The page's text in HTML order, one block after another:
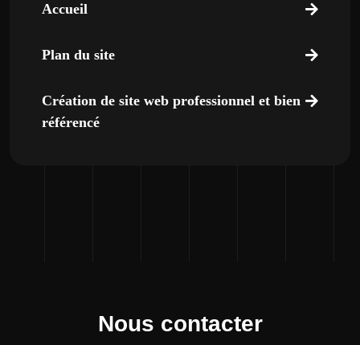
Accueil
Plan du site
Création de site web professionnel et bien
référencé
Nous contacter